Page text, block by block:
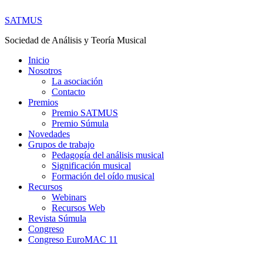
SATMUS
Sociedad de Análisis y Teoría Musical
Inicio
Nosotros
La asociación
Contacto
Premios
Premio SATMUS
Premio Súmula
Novedades
Grupos de trabajo
Pedagogía del análisis musical
Significación musical
Formación del oído musical
Recursos
Webinars
Recursos Web
Revista Súmula
Congreso
Congreso EuroMAC 11